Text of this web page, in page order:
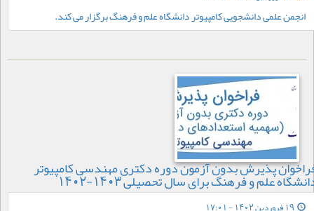
انجمن علمی دانشجویی کامپیوتر دانشگاه علم و فرهنگ برگزار می کند.
پذیرش بدون آزمون دوره دکتری مهندسی کامپیوتر
علم و فرهنگ برای سال تحصیلی 1403-1402